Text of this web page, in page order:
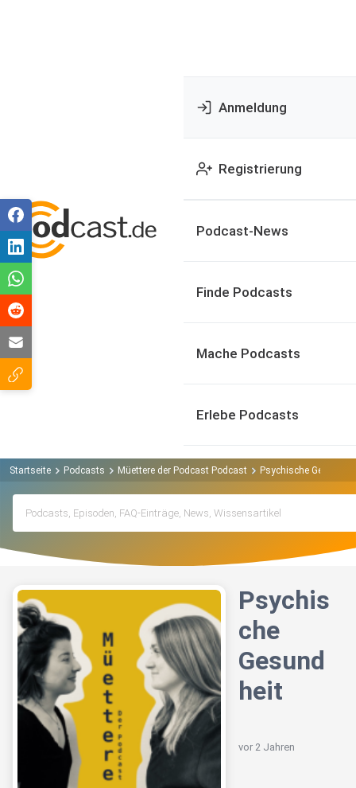
Anmeldung
Registrierung
Podcast-News
Finde Podcasts
Mache Podcasts
Erlebe Podcasts
Startseite Podcasts Müettere der Podcast Podcast Psychische
Psychis
che
Gesund
heit
vor 2 Jahren